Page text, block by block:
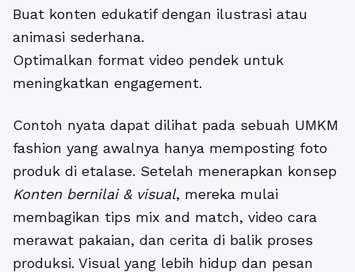
Buat konten edukatif dengan ilustrasi atau
animasi sederhana.
Optimalkan format video pendek untuk
meningkatkan engagement.
Contoh nyata dapat dilihat pada sebuah UMKM
fashion yang awalnya hanya memposting foto
produk di etalase. Setelah menerapkan konsep
Konten bernilai & visual, mereka mulai
membagikan tips mix and match, video cara
merawat pakaian, dan cerita di balik proses
produksi. Visual yang lebih hidup dan pesan